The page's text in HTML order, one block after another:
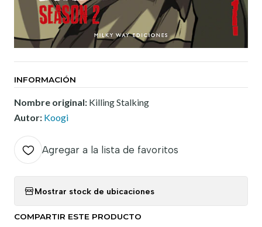
INFORMACIÓN
Nombre original: Killing Stalking
Autor: Koogi
Agregar a la lista de favoritos
Mostrar stock de ubicaciones
COMPARTIR ESTE PRODUCTO